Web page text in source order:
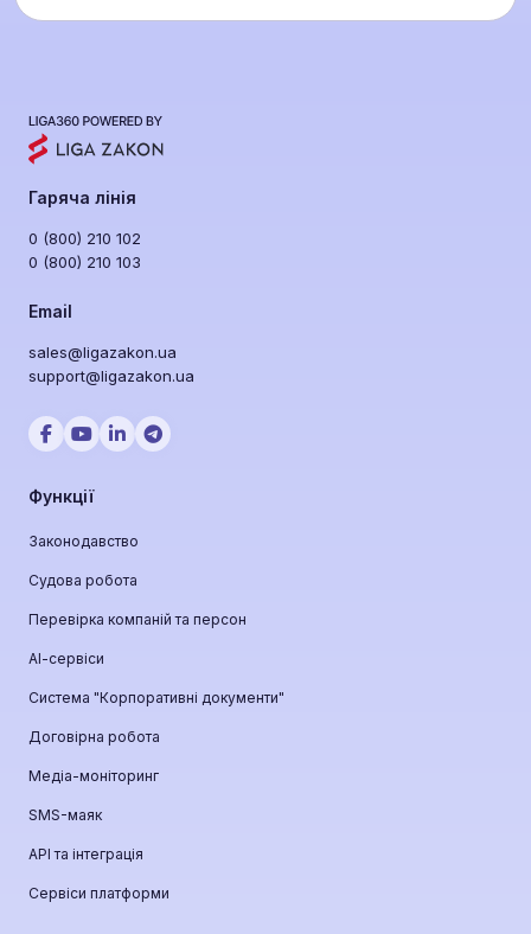
інтерфейсі.
отримуєте алерти про зміни у статусі
підрядників та уникаєте токсичних
Гаряча лінія
0 (800) 210 102
0 (800) 210 103
Email
sales@ligazakon.ua
support@ligazakon.ua
Функції
Законодавство
Судова робота
Перевірка компаній та персон
АІ-сервіси
Система "Корпоративні документи"
Договірна робота
Медіа-моніторинг
SMS-маяк
API та інтеграція
Сервіси платформи